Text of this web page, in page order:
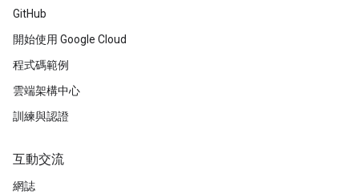
GitHub
開始使用 Google Cloud
程式碼範例
雲端架構中心
訓練與認證
互動交流
網誌